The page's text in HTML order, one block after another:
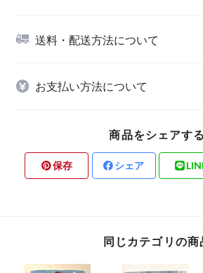
送料・配送方法について
お支払い方法について
商品をシェアする
保存 シェア
同じカテゴリの商